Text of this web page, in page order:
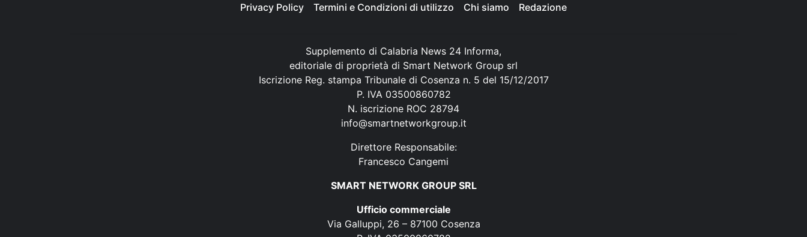
Privacy Policy Termini e Condizioni di utilizzo Chi siamo Redazione
Supplemento di Calabria News 24 Informa,
editoriale di proprietà di Smart Network Group srl
Iscrizione Reg. stampa Tribunale di Cosenza n. 5 del 15/12/2017
P. IVA 03500860782
N. iscrizione ROC 28794
info@smartnetworkgroup.it
Direttore Responsabile:
Francesco Cangemi
SMART NETWORK GROUP SRL
Ufficio commerciale
Via Galluppi, 26 – 87100 Cosenza